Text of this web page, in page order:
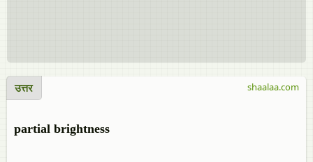
उत्तर
partial brightness
shaalaa.com